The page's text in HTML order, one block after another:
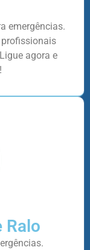
emergências.
agora e
Ralo